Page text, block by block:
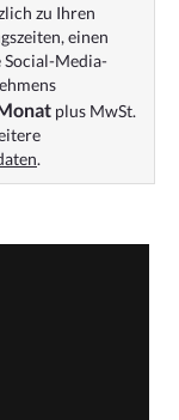
zu Ihren
einen
Social-Media-
plus MwSt.
.